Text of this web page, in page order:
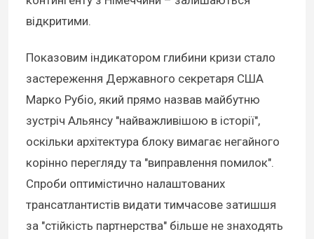
відкритими.
Показовим індикатором глибини кризи стало
застереження Державного секретаря США
Марко Рубіо, який прямо назвав майбутню
зустріч Альянсу "найважливішою в історії",
оскільки архітектура блоку вимагає негайного
корінно перегляду та "виправлення помилок".
Спроби оптимістично налаштованих
трансатлантистів видати тимчасове затишшя
за "стійкість партнерства" більше не знаходять